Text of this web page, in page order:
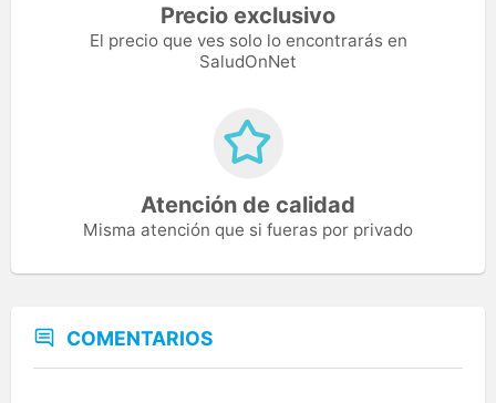
Precio exclusivo
El precio que ves solo lo encontrarás en
SaludOnNet
Atención de calidad
Misma atención que si fueras por privado
COMENTARIOS